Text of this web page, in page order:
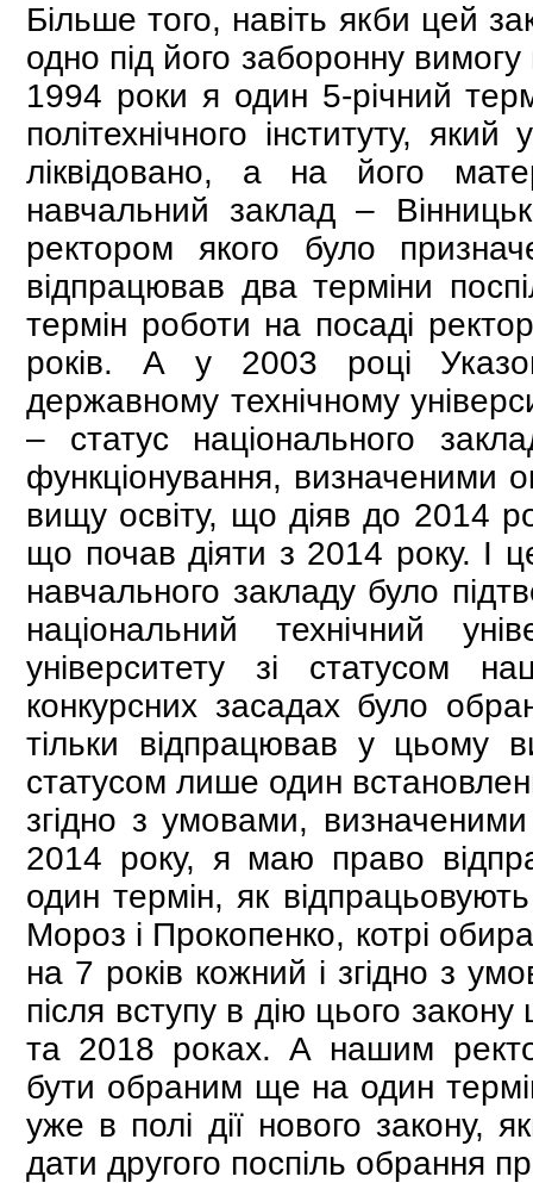
Більше того, навіть якби цей
одно під його заборонну
1994 роки я один 5-річний
політехнічного інституту,
ліквідовано, а на його
навчальний заклад –
ректором якого було
відпрацював два терміни
термін роботи на посаді
років. А у 2003 році
державному технічному
– статус національного
функціонування, визначеними
вищу освіту, що діяв до 2014
що почав діяти з 2014 року. І
навчального закладу було
національний технічний
університету зі статусом
конкурсних засадах було
тільки відпрацював у цьому
статусом лише один
згідно з умовами,
2014 року, я маю право
один термін, як
Мороз і Прокопенко, котрі
на 7 років кожний і згідно з
після вступу в дію цього
та 2018 роках. А нашим
бути обраним ще на один
уже в полі дії нового закону,
дати другого поспіль обрання